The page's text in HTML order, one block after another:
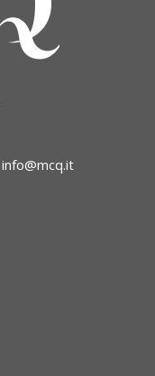
info@mcq.it